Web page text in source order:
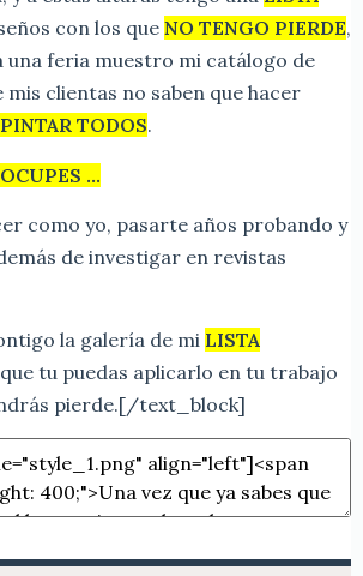
con los que NO TENGO PIERDE,
una feria muestro mi catálogo de
mis clientas no saben que hacer
PINTAR TODOS.
…
como yo, pasarte años probando y
de investigar en revistas
la galería de mi LISTA
tu puedas aplicarlo en tu trabajo
pierde.[/text_block]